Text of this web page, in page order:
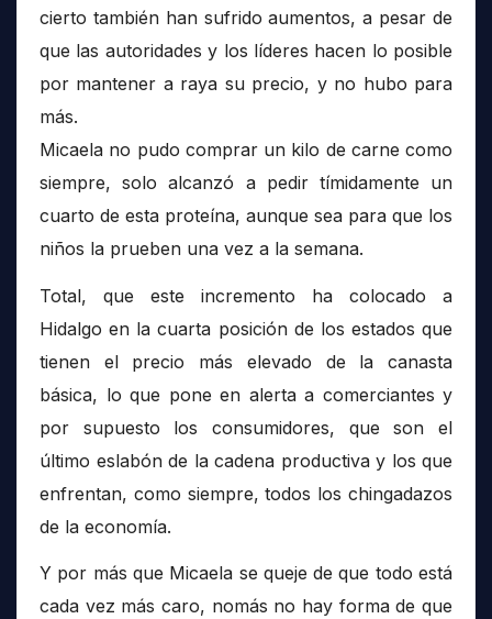
cierto también han sufrido aumentos, a pesar de
que las autoridades y los líderes hacen lo posible
por mantener a raya su precio, y no hubo para
más.
Micaela no pudo comprar un kilo de carne como
siempre, solo alcanzó a pedir tímidamente un
cuarto de esta proteína, aunque sea para que los
niños la prueben una vez a la semana.
Total, que este incremento ha colocado a
Hidalgo en la cuarta posición de los estados que
tienen el precio más elevado de la canasta
básica, lo que pone en alerta a comerciantes y
por supuesto los consumidores, que son el
último eslabón de la cadena productiva y los que
enfrentan, como siempre, todos los chingadazos
de la economía.
Y por más que Micaela se queje de que todo está
cada vez más caro, nomás no hay forma de que